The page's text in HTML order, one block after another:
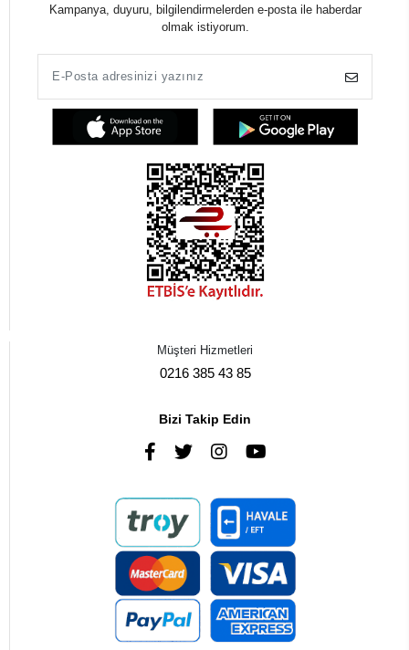
Kampanya, duyuru, bilgilendirmelerden e-posta ile haberdar
olmak istiyorum.
Müşteri Hizmetleri
0216 385 43 85
Bizi Takip Edin